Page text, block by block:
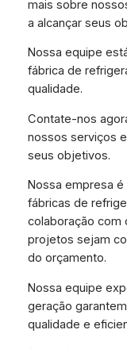
mais sobre
a alcançar seus
Nossa equipe
fábrica de
qualidade.
Contate-nos
nossos serviços
seus objetivos.
Nossa empresa
fábricas de
colaboração com
projetos sejam
do orçamento.
Nossa equipe
geração
qualidade e